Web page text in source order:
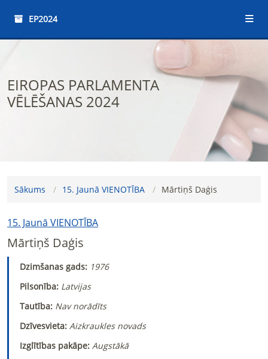
EP2024
EIROPAS PARLAMENTA
VĒLĒŠANAS 2024
Sākums 15. Jaunā VIENOTĪBA Mārtiņš Daģis
15. Jaunā VIENOTĪBA
Mārtiņš Daģis
Dzimšanas gads: 1976
Pilsonība: Latvijas
Tautība: Nav norādīts
Dzīvesvieta: Aizkraukles novads
Izglītības pakāpe: Augstākā